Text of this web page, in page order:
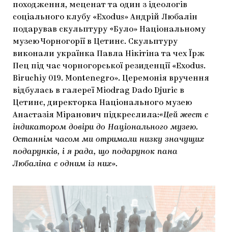
походження, меценат та один з ідеологів
соціального клубу «Exodus» Андрій Любалін
подарував скульптуру «Було» Національному
музею Чорногорії в Цетинє. Скульптуру
виконали українка Павла Нікітіна та чех Їрж
Пец під час чорногорської резиденції «Exodus.
Biruchiy 019. Montenegro». Церемонія вручення
відбулась в галереї Miodrag Dado Djuric в
Цетинє, директорка Національного музею
Анастазія Міранович підкреслила:«Цей жест є
індикатором довіри до Національного музею.
Останнім часом ми отримали низку значущих
подарунків, і я рада, що подарунок пана
Любаліна є одним із них».